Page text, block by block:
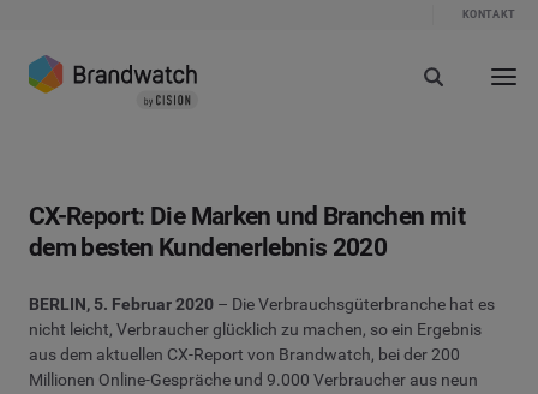
KONTAKT
CX-Report: Die Marken und Branchen mit
dem besten Kundenerlebnis 2020
BERLIN, 5. Februar 2020 – Die Verbrauchsgüterbranche hat es
nicht leicht, Verbraucher glücklich zu machen, so ein Ergebnis
aus dem aktuellen CX-Report von Brandwatch, bei der 200
Millionen Online-Gespräche und 9.000 Verbraucher aus neun